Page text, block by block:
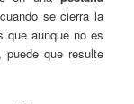
se cierra la
que aunque no es
puede que resulte